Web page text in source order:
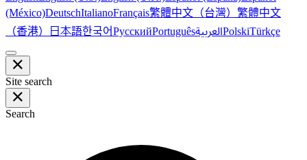
(México)DeutschItalianoFrançais繁體中文（台灣） 繁體中文
（香港） 日本語한국어РусскийPortuguêsالعربيةPolskiTürkçe
Site search
Search